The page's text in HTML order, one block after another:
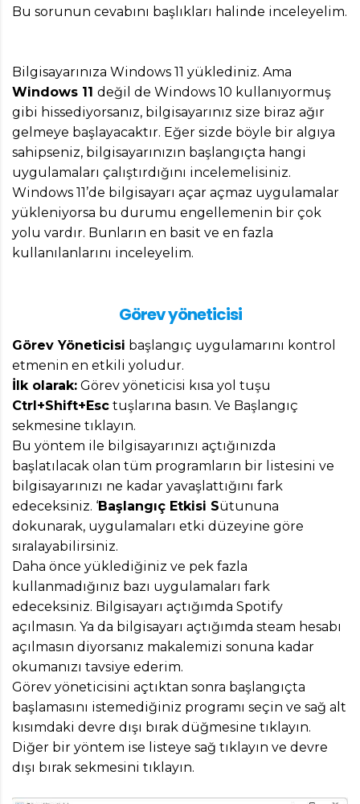
Bu sorunun cevabını başlıkları halinde inceleyelim.
Bilgisayarınıza Windows 11 yüklediniz. Ama
Windows 11 değil de Windows 10 kullanıyormuş
gibi hissediyorsanız, bilgisayarınız size biraz ağır
gelmeye başlayacaktır. Eğer sizde böyle bir algıya
sahipseniz, bilgisayarınızın başlangıçta hangi
uygulamaları çalıştırdığını incelemelisiniz.
Windows 11’de bilgisayarı açar açmaz uygulamalar
yükleniyorsa bu durumu engellemenin bir çok
yolu vardır. Bunların en basit ve en fazla
kullanılanlarını inceleyelim.
Görev yöneticisi
Görev Yöneticisi başlangıç uygulamarını kontrol
etmenin en etkili yoludur.
İlk olarak: Görev yöneticisi kısa yol tuşu
Ctrl+Shift+Esc tuşlarına basın. Ve Başlangıç
sekmesine tıklayın.
Bu yöntem ile bilgisayarınızı açtığınızda
başlatılacak olan tüm programların bir listesini ve
bilgisayarınızı ne kadar yavaşlattığını fark
edeceksiniz. ‘Başlangıç Etkisi Sütununa
dokunarak, uygulamaları etki düzeyine göre
sıralayabilirsiniz.
Daha önce yüklediğiniz ve pek fazla
kullanmadığınız bazı uygulamaları fark
edeceksiniz. Bilgisayarı açtığımda Spotify
açılmasın. Ya da bilgisayarı açtığımda steam hesabı
açılmasın diyorsanız makalemizi sonuna kadar
okumanızı tavsiye ederim.
Görev yöneticisini açtıktan sonra başlangıçta
başlamasını istemediğiniz programı seçin ve sağ alt
kısımdaki devre dışı bırak düğmesine tıklayın.
Diğer bir yöntem ise listeye sağ tıklayın ve devre
dışı bırak sekmesini tıklayın.